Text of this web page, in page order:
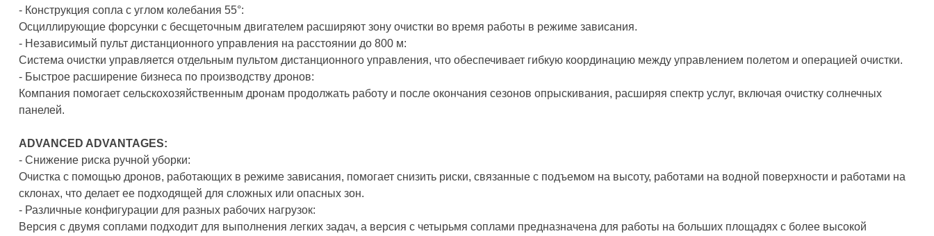
- Конструкция сопла с углом колебания 55°:
Осциллирующие форсунки с бесщеточным двигателем расширяют зону очистки во время работы в режиме зависания.
- Независимый пульт дистанционного управления на расстоянии до 800 м:
Система очистки управляется отдельным пультом дистанционного управления, что обеспечивает гибкую координацию между управлением полетом и операцией очистки.
- Быстрое расширение бизнеса по производству дронов:
Компания помогает сельскохозяйственным дронам продолжать работу и после окончания сезонов опрыскивания, расширяя спектр услуг, включая очистку солнечных
панелей.
ADVANCED ADVANTAGES:
- Снижение риска ручной уборки:
Очистка с помощью дронов, работающих в режиме зависания, помогает снизить риски, связанные с подъемом на высоту, работами на водной поверхности и работами на
склонах, что делает ее подходящей для сложных или опасных зон.
- Различные конфигурации для разных рабочих нагрузок:
Версия с двумя соплами подходит для выполнения легких задач, а версия с четырьмя соплами предназначена для работы на больших площадях с более высокой